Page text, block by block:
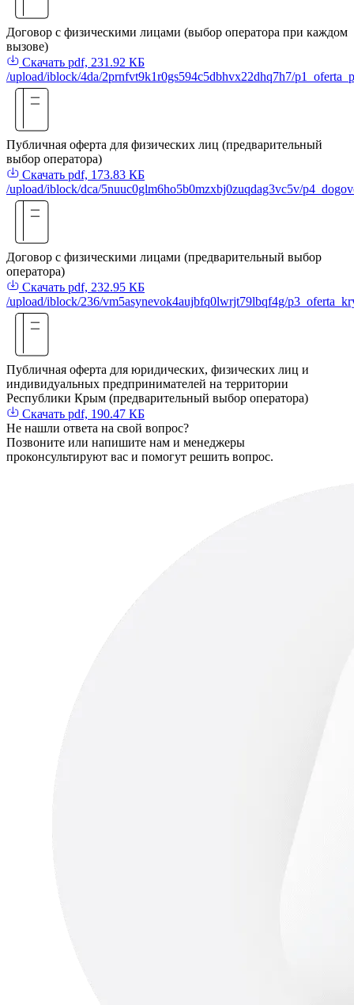
Договор с физическими лицами (выбор оператора при каждом
вызове)
Скачать pdf, 231.92 КБ
/upload/iblock/4da/2prnfvt9k1r0gs594c5dbhvx22dhq7h7/
Публичная оферта для физических лиц (предварительный
выбор оператора)
Скачать pdf, 173.83 КБ
/upload/iblock/dca/5nuuc0glm6ho5b0mzxbj0zuqdag3vc5v/
Договор с физическими лицами (предварительный выбор
оператора)
Скачать pdf, 232.95 КБ
/upload/iblock/236/vm5asynevok4aujbfq0lwrjt79lbqf4g/
Публичная оферта для юридических, физических лиц и
индивидуальных предпринимателей на территории
Республики Крым (предварительный выбор оператора)
Скачать pdf, 190.47 КБ
Не нашли ответа на свой вопрос?
Позвоните или напишите нам и менеджеры
проконсультируют вас и помогут решить вопрос.